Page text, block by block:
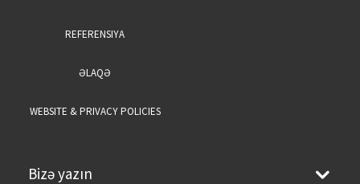
REFERENSIYA
ƏLAQƏ
WEBSITE & PRIVACY POLICIES
Bizə yazın